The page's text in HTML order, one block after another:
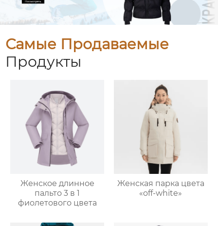
Самые Продаваемые
Продукты
Женское длинное
пальто 3 в 1
фиолетового цвета
Женская парка цвета
«off-white»